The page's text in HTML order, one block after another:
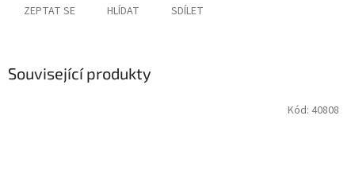
ZEPTAT SE HLÍDAT SDÍLET
Související produkty
Kód: 40808